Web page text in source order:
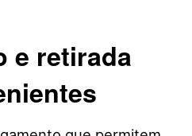
e retirada